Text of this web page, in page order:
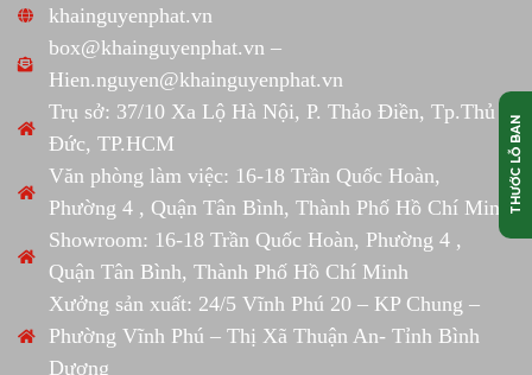
khainguyenphat.vn
box@khainguyenphat.vn –
Hien.nguyen@khainguyenphat.vn
Trụ sở: 37/10 Xa Lộ Hà Nội, P. Thảo Điền, Tp.Thủ
Đức, TP.HCM
Văn phòng làm việc: 16-18 Trần Quốc Hoàn,
Phường 4 , Quận Tân Bình, Thành Phố Hồ Chí Minh
Showroom: 16-18 Trần Quốc Hoàn, Phường 4 ,
Quận Tân Bình, Thành Phố Hồ Chí Minh
Xưởng sản xuất: 24/5 Vĩnh Phú 20 – KP Chung –
Phường Vĩnh Phú – Thị Xã Thuận An- Tỉnh Bình
Dương
THƯỚC LỖ BAN